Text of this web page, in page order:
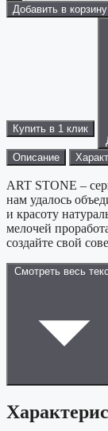
Добавить в корзину
Купить в 1 клик
Описание
ART STONE –
нам удалось
и красоту
мелочей
создайте свой
Смотреть весь